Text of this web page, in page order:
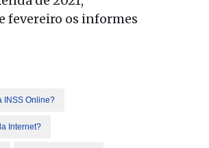
fevereiro os informes
INSS Online?
Internet?